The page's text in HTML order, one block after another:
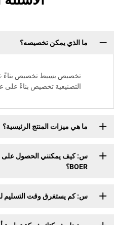
ما الذي يمكن تخصيصه؟
تخصيص بسيط تخصيص بناءً
التصنيعية تخصيص بناءً
ما هي ميزات المنتج الرئيسية؟
س: كيف يمكنني الحصول على
BOER؟
س: كم يستغرق وقت التسليم